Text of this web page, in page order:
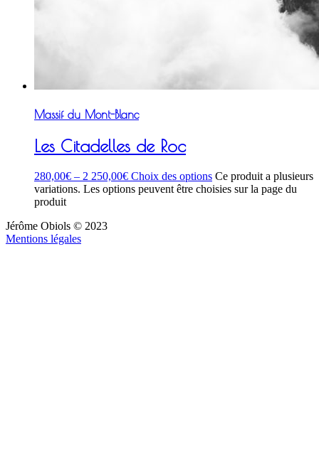
Massif du Mont-Blanc
Les Citadelles de Roc
280,00€ – 2 250,00€ Choix des options Ce produit a plusieurs
variations. Les options peuvent être choisies sur la page du
produit
Jérôme Obiols © 2023
Mentions légales